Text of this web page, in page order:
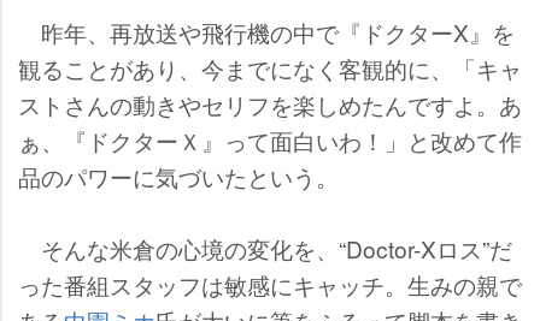
昨年、再放送や飛行機の中で『ドクターX』を
観ることがあり、今までになく客観的に、「キャ
ストさんの動きやセリフを楽しめたんですよ。あ
ぁ、『ドクターＸ』って面白いわ！」と改めて作
品のパワーに気づいたという。
そんな米倉の心境の変化を、“Doctor-Xロス”だ
った番組スタッフは敏感にキャッチ。生みの親で